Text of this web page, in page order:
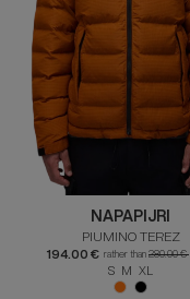
NAPAPIJRI
PIUMINO TEREZ
194.00 € rather than 280.00 €
S M XL